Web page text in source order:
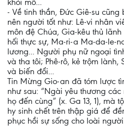
khỏi mồ...
- Về tinh thần, Đức Giê-su cũng
nên người tốt như: Lê-vi nhân
môn đệ Chúa, Gia-kêu thủ
hối thực sự, Ma-ri-a Ma-da-le-
lương... Người phụ nữ ngoại
và tha tôi; Phê-rô, kẻ trộm lành,
và biến đổi...
Tin Mừng Gio-an đã tóm lược
như sau: “Ngài yêu thương
họ đến cùng” (x. Ga 13, 1), mà
hy sinh chết trên thập giá để
phục hồi sự sống cho loài